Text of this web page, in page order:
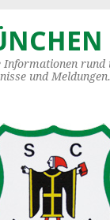
Informationen rund
und Meldungen.